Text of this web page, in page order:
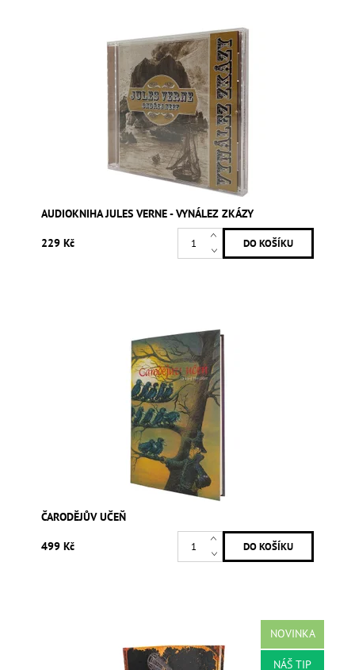
AUDIOKNIHA JULES VERNE - VYNÁLEZ ZKÁZY
229 Kč
ČARODĚJŮV UČEŇ
499 Kč
NOVINKA
NÁŠ TIP